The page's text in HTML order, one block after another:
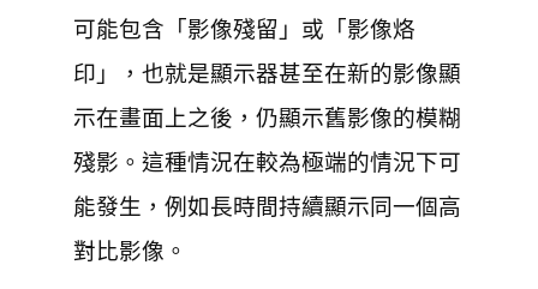
可能包含「影像殘留」或「影像烙
印」，也就是顯示器甚至在新的影像顯
示在畫面上之後，仍顯示舊影像的模糊
殘影。這種情況在較為極端的情況下可
能發生，例如長時間持續顯示同一個高
對比影像。